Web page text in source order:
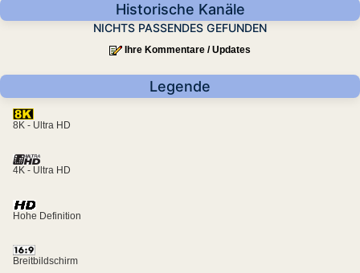
Historische Kanäle
NICHTS PASSENDES GEFUNDEN
Ihre Kommentare / Updates
Legende
8K - Ultra HD
4K - Ultra HD
Hohe Definition
Breitbildschirm